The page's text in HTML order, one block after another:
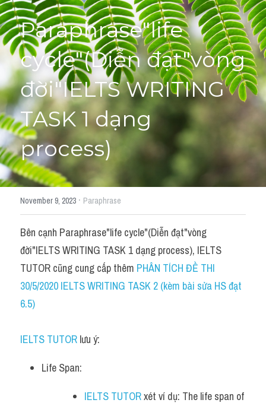
Học thử →
Paraphrase"life
cycle"(Diễn đạt"vòng
đời"IELTS WRITING
TASK 1 dạng
process)
November 9, 2023 · Paraphrase
Bên cạnh Paraphrase"life cycle"(Diễn đạt"vòng
đời"IELTS WRITING TASK 1 dạng process), IELTS
TUTOR cũng cung cấp thêm PHÂN TÍCH ĐỀ THI
30/5/2020 IELTS WRITING TASK 2 (kèm bài sửa HS đạt
6.5)
IELTS TUTOR lưu ý:
Life Span:
IELTS TUTOR xét ví dụ: The life span of